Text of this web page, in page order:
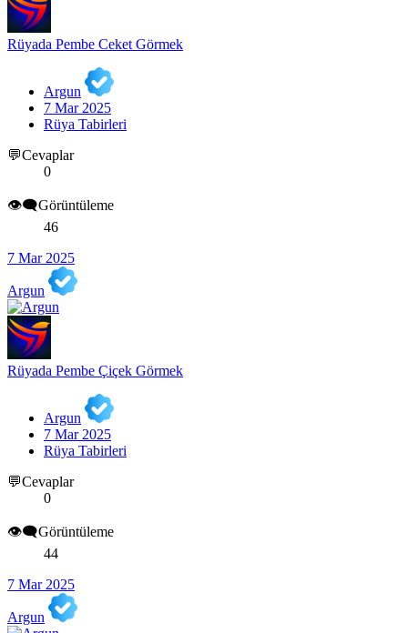
Rüyada Pembe Ceket Görmek
Argun
7 Mar 2025
Rüya Tabirleri
💬Cevaplar
0
👁️‍🗨️Görüntüleme
46
7 Mar 2025
Argun
Rüyada Pembe Çiçek Görmek
Argun
7 Mar 2025
Rüya Tabirleri
💬Cevaplar
0
👁️‍🗨️Görüntüleme
44
7 Mar 2025
Argun